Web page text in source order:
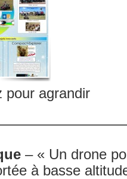
pour agrandir
– « Un drone
à basse